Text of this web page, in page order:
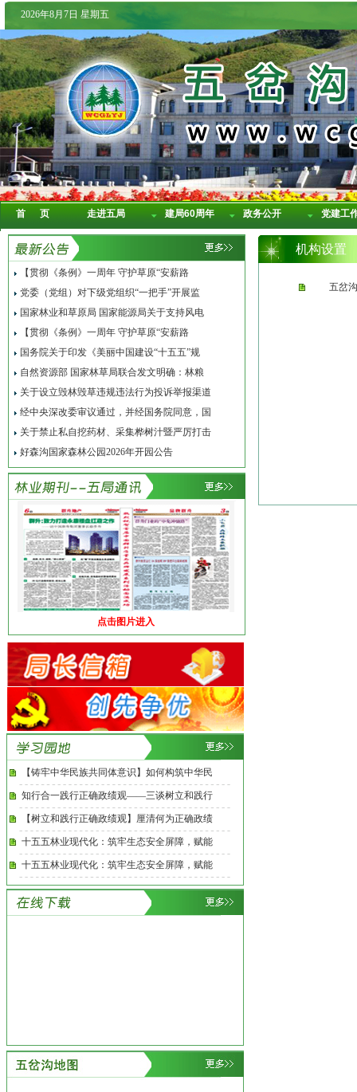
2026年8月7日 星期五
首 页 走进五局 建局60周年 政务公开 党建工
【贯彻《条例》一周年 守护草原“安薪路
党委（党组）对下级党组织“一把手”开展监
国家林业和草原局 国家能源局关于支持风电
【贯彻《条例》一周年 守护草原“安薪路
国务院关于印发《美丽中国建设“十五五”规
自然资源部 国家林草局联合发文明确：林粮
关于设立毁林毁草违规违法行为投诉举报渠道
经中央深改委审议通过，并经国务院同意，国
关于禁止私自挖药材、采集桦树汁暨严厉打击
好森沟国家森林公园2026年开园公告
点击图片进入
【铸牢中华民族共同体意识】如何构筑中华民
知行合一践行正确政绩观——三谈树立和践行
【树立和践行正确政绩观】厘清何为正确政绩
十五五林业现代化：筑牢生态安全屏障，赋能
十五五林业现代化：筑牢生态安全屏障，赋能
机构设置
五岔